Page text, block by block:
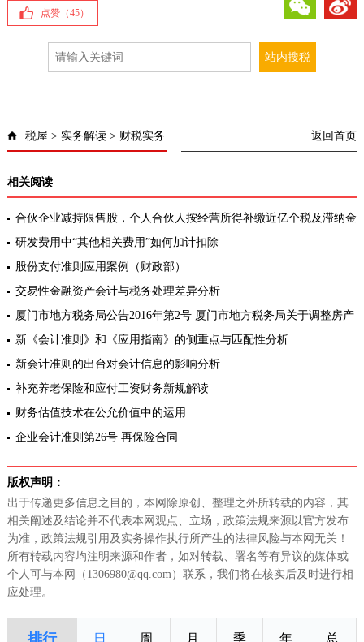
点赞（45）
税屋 > 实务解读> 财税实务 返回首页
相关阅读
合伙企业减持限售股，个人合伙人按经营所得补缴近亿个税及滞纳金
研发费用中“其他相关费用”如何加计扣除
股份支付准则应用案例（财政部）
交易性金融资产会计与税务处理差异分析
厦门市地方税务局公告2016年第2号 厦门市地方税务局关于调整房产
税及城镇土地使用税纳税申报期限的公告[全文废止]
新《会计准则》和《应用指南》的侧重点与匹配性分析
新会计准则的出台对会计信息的影响分析
补充养老保险和应付工资财务新规解读
财务估值技术在公允价值中的运用
企业会计准则第26号 再保险合同
版权声明：
出于传递更多信息之目的，本网除原创、整理之外所转载的内容，其
相关阐述及结论并不代表本网观点、立场，政策法规来源以官方发布
为准，政策法规引用及实务操作执行所产生的法律风险与本网无关！
所有转载内容均注明来源和作者，如对转载、署名等有异议的媒体或
个人可与本网（1306980@qq.com）联系，我们将在核实后及时进行相
应处理。
排行 日 周 月 季 年 总